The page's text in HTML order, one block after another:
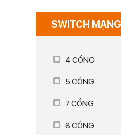
SWITCH MẠNG
4 CỔNG
5 CỔNG
7 CỔNG
8 CỔNG